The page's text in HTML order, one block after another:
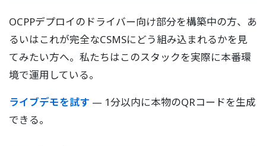
OCPPデプロイのドライバー向け部分を構築中の方、あ
るいはこれが完全なCSMSにどう組み込まれるかを見
てみたい方へ。私たちはこのスタックを実際に本番環
境で運用している。
ライブデモを試す — 1分以内に本物のQRコードを生成
できる。